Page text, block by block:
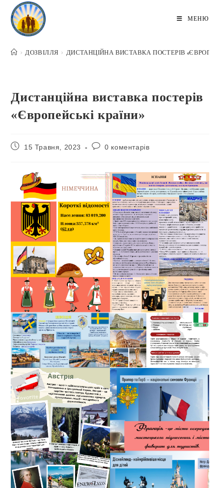
Перейти
вмісту
МЕНЮ
> ДОЗВІЛЛЯ > ДИСТАНЦІЙНА ВИСТАВКА ПОСТЕРІВ
Дистанційна виставка постерів
«Європейські країни»
Запис15 Травня, 2023
Коментарі
0 коментарів